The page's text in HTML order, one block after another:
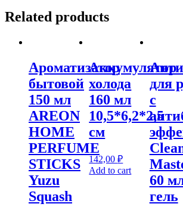
Related products
Ароматизатор
бытовой
150 мл
AREON
HOME
PERFUME
STICKS
Yuzu
Squash
Аккумулятор
холода
160 мл
10,5*6,2*2,5
см
142,00₽
Add to cart
для
с
60
гель